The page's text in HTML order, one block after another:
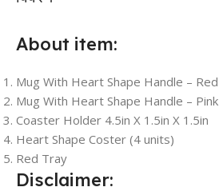
About item:
Mug With Heart Shape Handle – Red
Mug With Heart Shape Handle – Pink
Coaster Holder 4.5in X 1.5in X 1.5in
Heart Shape Coster (4 units)
Red Tray
Disclaimer: